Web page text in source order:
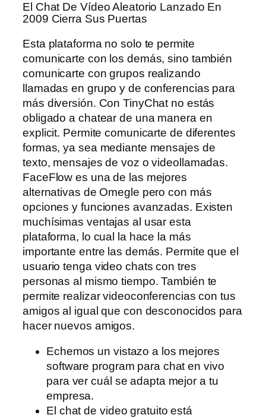
El Chat De Vídeo Aleatorio Lanzado En
2009 Cierra Sus Puertas
Esta plataforma no solo te permite
comunicarte con los demás, sino también
comunicarte con grupos realizando
llamadas en grupo y de conferencias para
más diversión. Con TinyChat no estás
obligado a chatear de una manera en
explicit. Permite comunicarte de diferentes
formas, ya sea mediante mensajes de
texto, mensajes de voz o videollamadas.
FaceFlow es una de las mejores
alternativas de Omegle pero con más
opciones y funciones avanzadas. Existen
muchísimas ventajas al usar esta
plataforma, lo cual la hace la más
importante entre las demás. Permite que el
usuario tenga video chats con tres
personas al mismo tiempo. También te
permite realizar videoconferencias con tus
amigos al igual que con desconocidos para
hacer nuevos amigos.
Echemos un vistazo a los mejores
software program para chat en vivo
para ver cuál se adapta mejor a tu
empresa.
El chat de video gratuito está